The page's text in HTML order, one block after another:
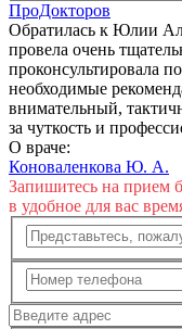
ПроДокторов
Обратилась к Юлии
провела очень
проконсультировала
необходимые
внимательный,
за чуткость и
О враче:
Коноваленкова Ю. А.
Запишитесь на прием
в удобное для вас